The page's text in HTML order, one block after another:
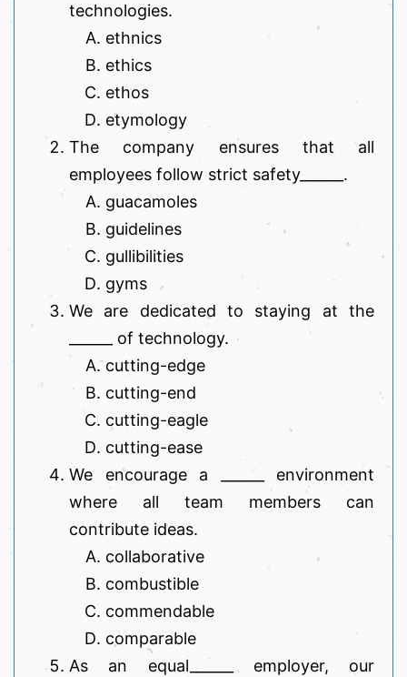
technologies.
ethnics
ethics
ethos
etymology
The company ensures that all
employees follow strict safety______.
guacamoles
guidelines
gullibilities
gyms
We are dedicated to staying at the
______ of technology.
cutting-edge
cutting-end
cutting-eagle
cutting-ease
We encourage a ______ environment
where all team members can
contribute ideas.
collaborative
combustible
commendable
comparable
As an equal______ employer, our